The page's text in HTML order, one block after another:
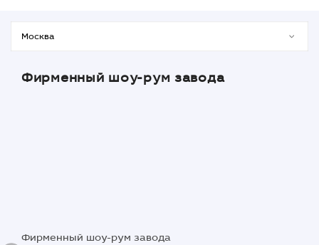
Фирменный шоу-рум завода
Фирменный шоу-рум завода